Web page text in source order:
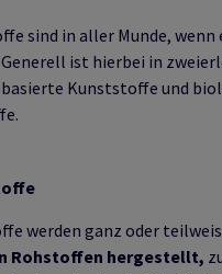
sind in aller Munde, wenn
ist hierbei in
Kunststoffe und
werden ganz oder
Rohstoffen hergestellt,